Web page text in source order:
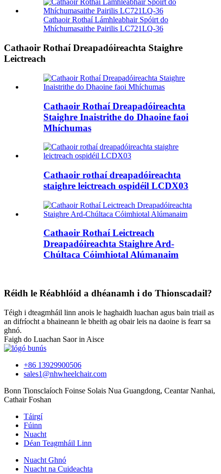
Cathaoir Rothaí Lámhleabhair Spóirt do
Mhíchumasaithe Pairilis LC721LQ-36
Cathaoir Rothaí Dreapadóireachta Staighre
Leictreach
Cathaoir Rothaí Dreapadóireachta
Staighre Inaistrithe do Dhaoine faoi
Mhíchumas
Cathaoir rothaí dreapadóireachta
staighre leictreach ospidéil LCDX03
Cathaoir Rothaí Leictreach
Dreapadóireachta Staighre Ard-
Chúltaca Cóimhiotal Alúmanaim
Réidh le Réabhlóid a dhéanamh i do Thionscadail?
Téigh i dteagmháil linn anois le haghaidh luachan agus bain triail as
an difríocht a bhaineann le bheith ag obair leis na daoine is fearr sa
ghnó.
Faigh do Luachan Saor in Aisce
+86 13929900506
sales1@nhwheelchair.com
Bonn Tionsclaíoch Foinse Solais Nua Guangdong, Ceantar Nanhai,
Cathair Foshan
Táirgí
Fúinn
Nuacht
Déan Teagmháil Linn
Nuacht Ghnó
Nuacht na Cuideachta